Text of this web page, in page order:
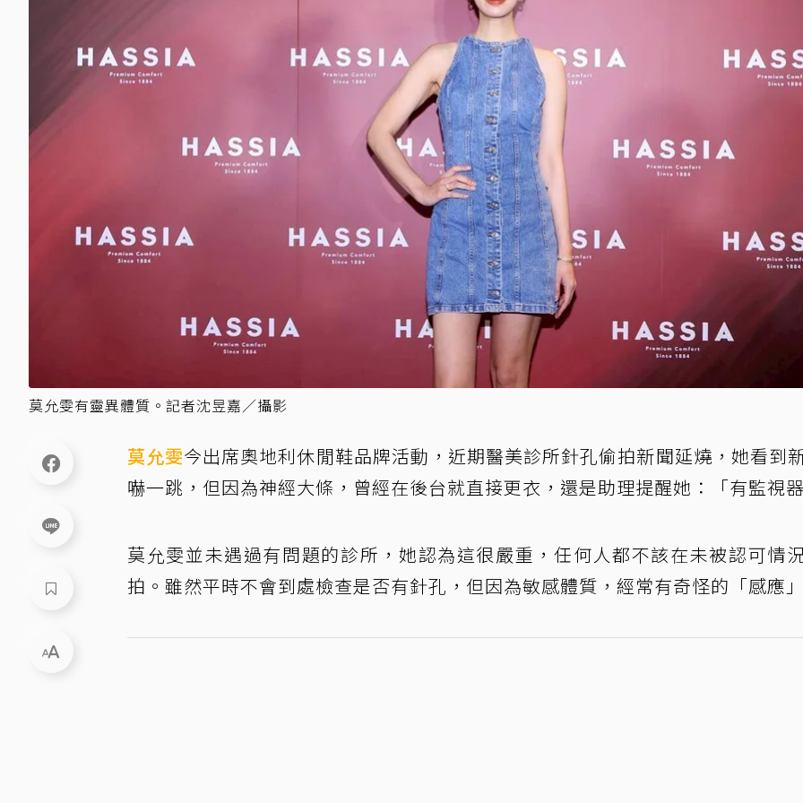
莫允雯有靈異體質。記者沈昱嘉／攝影
莫允雯今出席奧地利休閒鞋品牌活動，近期醫美診所針孔偷拍新聞延燒，她看到
嚇一跳，但因為神經大條，曾經在後台就直接更衣，還是助理提醒她：「有監視器
莫允雯並未遇過有問題的診所，她認為這很嚴重，任何人都不該在未被認可情
拍。雖然平時不會到處檢查是否有針孔，但因為敏感體質，經常有奇怪的「感應」